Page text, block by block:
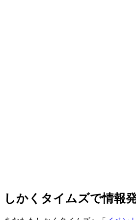
しかくタイムズで情報